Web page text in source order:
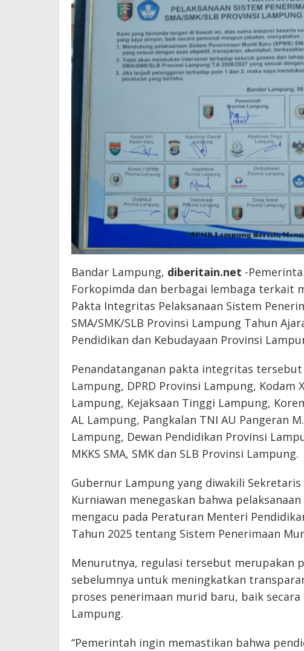
Bandar Lampung, diberitain.net -
Forkopimda dan berbagai lembaga terkait
Pakta Integritas Pelaksanaan Sistem
SMA/SMK/SLB Provinsi Lampung Tahun
Pendidikan dan Kebudayaan Provinsi
Penandatanganan pakta integritas
Lampung, DPRD Provinsi Lampung, Kodam
Lampung, Kejaksaan Tinggi Lampung,
AL Lampung, Pangkalan TNI AU Pangeran
Lampung, Dewan Pendidikan Provinsi
MKKS SMA, SMK dan SLB Provinsi Lampung.
Gubernur Lampung yang diwakili
Kurniawan menegaskan bahwa
mengacu pada Peraturan Menteri
Tahun 2025 tentang Sistem Penerimaan
Menurutnya, regulasi tersebut merupakan
sebelumnya untuk meningkatkan
proses penerimaan murid baru, baik
Lampung.
“Pemerintah ingin memastikan bahwa